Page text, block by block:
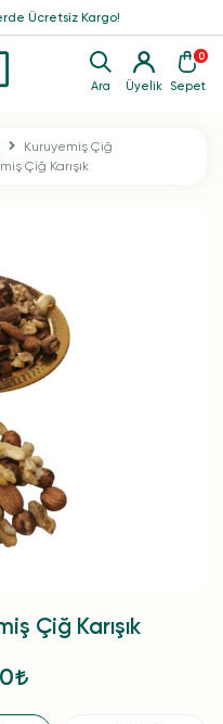
Ara Üyelik
0
Sepet
Ücretsiz Kargo!
Kuruyemiş Çiğ
Çiğ Karışık
Çiğ Karışık